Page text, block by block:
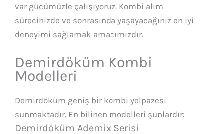
var gücümüzle çalışıyoruz. Kombi alım
sürecinizde ve sonrasında yaşayacağınız en iyi
deneyimi sağlamak amacımızdır.
Demirdöküm Kombi
Modelleri
Demirdöküm geniş bir kombi yelpazesi
sunmaktadır. En bilinen modelleri şunlardır:
Demirdöküm Ademix Serisi